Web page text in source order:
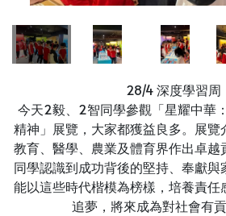
28/4 深度學習周
今天2毅、2智同學參觀「星耀中華
精神」展覽，大家都獲益良多。展覽
教育、醫學、農業及體育界作出卓越
同學認識到成功背後的堅持、奉獻與
能以這些時代楷模為榜樣，培養責任
追夢，將來成為對社會有貢